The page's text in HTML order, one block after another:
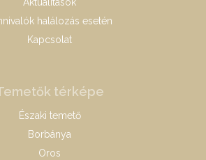
halálozás esetén
Kapcsolat
térképe
Északi temető
Borbánya
Oros